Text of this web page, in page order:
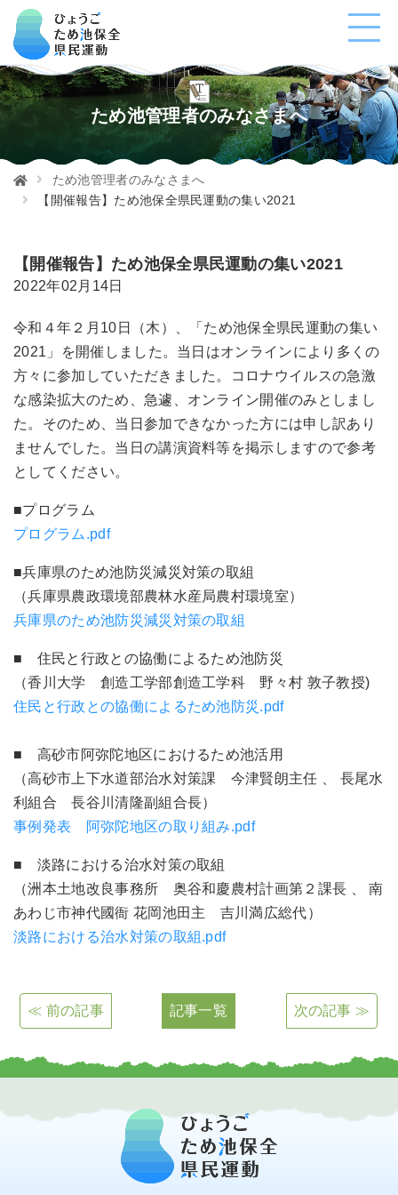
ため池管理者のみなさまへ
ため池管理者のみなさまへ
【開催報告】ため池保全県民運動の集い2021
【開催報告】ため池保全県民運動の集い2021
2022年02月14日
令和４年２月10日（木）、「ため池保全県民運動の集い
2021」を開催しました。当日はオンラインにより多くの
方々に参加していただきました。コロナウイルスの急激
な感染拡大のため、急遽、オンライン開催のみとしまし
た。そのため、当日参加できなかった方には申し訳あり
ませんでした。当日の講演資料等を掲示しますので参考
としてください。
■プログラム
プログラム.pdf
■兵庫県のため池防災減災対策の取組
（兵庫県農政環境部農林水産局農村環境室）
兵庫県のため池防災減災対策の取組
■ 住民と行政との協働によるため池防災
（香川大学 創造工学部創造工学科 野々村 敦子教授)
住民と行政との協働によるため池防災.pdf
■ 高砂市阿弥陀地区におけるため池活用
（高砂市上下水道部治水対策課 今津賢朗主任 、 長尾水
利組合 長谷川清隆副組合長）
事例発表 阿弥陀地区の取り組み.pdf
■ 淡路における治水対策の取組
（洲本土地改良事務所 奥谷和慶農村計画第２課長 、 南
あわじ市神代國衙 花岡池田主 吉川満広総代）
淡路における治水対策の取組.pdf
≪ 前の記事 記事一覧 次の記事 ≫